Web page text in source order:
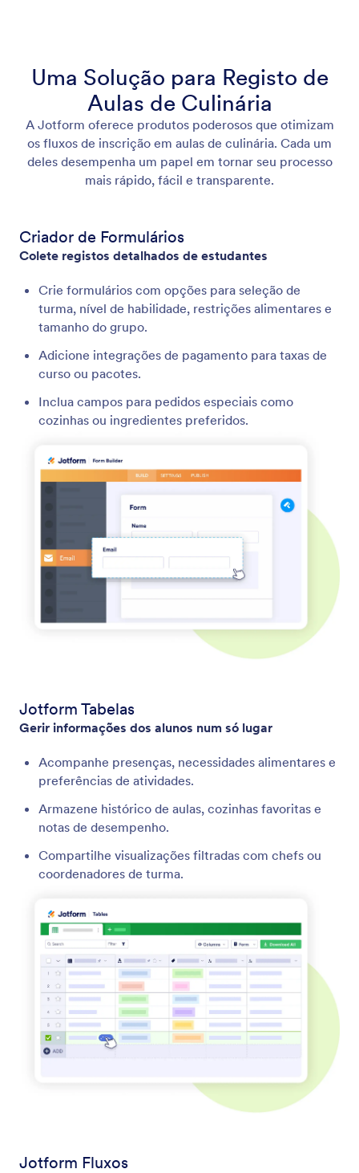
Uma Solução para Registo de
Aulas de Culinária
A Jotform oferece produtos poderosos que otimizam
os fluxos de inscrição em aulas de culinária. Cada um
deles desempenha um papel em tornar seu processo
mais rápido, fácil e transparente.
Criador de Formulários
Colete registos detalhados de estudantes
Crie formulários com opções para seleção de
turma, nível de habilidade, restrições alimentares e
tamanho do grupo.
Adicione integrações de pagamento para taxas de
curso ou pacotes.
Inclua campos para pedidos especiais como
cozinhas ou ingredientes preferidos.
Jotform Tabelas
Gerir informações dos alunos num só lugar
Acompanhe presenças, necessidades alimentares e
preferências de atividades.
Armazene histórico de aulas, cozinhas favoritas e
notas de desempenho.
Compartilhe visualizações filtradas com chefs ou
coordenadores de turma.
Jotform Fluxos